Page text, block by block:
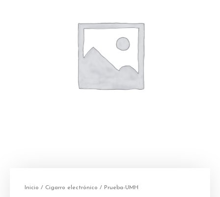
Inicio / Cigarro electrónico / Prueba-UMH